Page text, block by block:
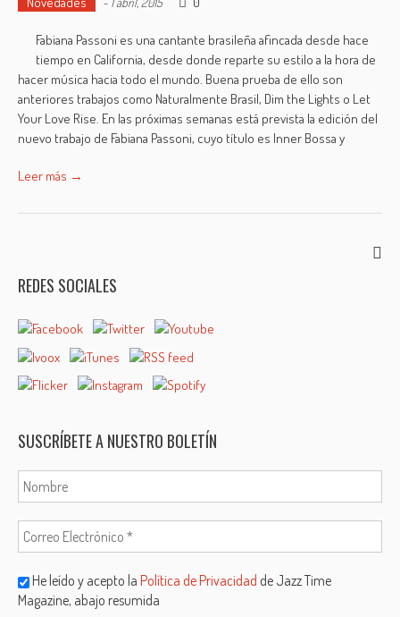
Fabiana Passoni es una cantante brasileña afincada desde hace
tiempo en California, desde donde reparte su estilo a la hora de
hacer música hacia todo el mundo. Buena prueba de ello son
anteriores trabajos como Naturalmente Brasil, Dim the Lights o Let
Your Love Rise. En las próximas semanas está prevista la edición del
nuevo trabajo de Fabiana Passoni, cuyo título es Inner Bossa y
Leer más →
REDES SOCIALES
SUSCRÍBETE A NUESTRO BOLETÍN
He leído y acepto laPolítica de Privacidad de Jazz Time
Magazine, abajo resumida